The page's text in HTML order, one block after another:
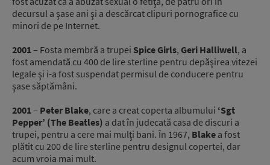
decursul a şase ani şi a descărcat clipuri pornografice cu
minori de pe Internet.
2001– Fosta membră a trupei Spice Girls, Geri Halliwell, a
fost amendată cu 400 de lire sterline pentru depăşirea vitezei
legale şi i-a fost suspendat permisul de conducere pentru
şase săptămâni.
2001– Peter Blake, care a creat coperta albumului ‘Sgt
Pepper’ (The Beatles) a dat în judecată casa de discuri a
trupei, pentru a cere mai mulţi bani. În 1967, Blake a fost
plătit cu 200 de lire sterline pentru designul copertei, dar
acum vroia mai mult.